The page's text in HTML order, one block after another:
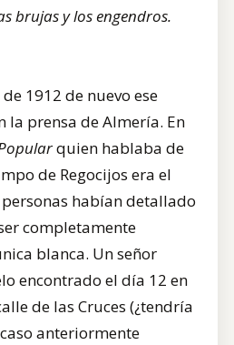
engendros.
1912 de nuevo ese
la prensa de Almería. En
quien hablaba de
de Regocijos era el
habían detallado
completamente
blanca. Un señor
encontrado el día 12 en
de las Cruces (¿tendría
anteriormente